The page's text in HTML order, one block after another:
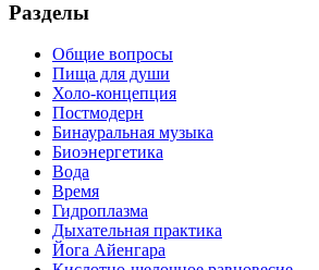
Разделы
Общие вопросы
Пища для души
Холо-концепция
Постмодерн
Бинауральная музыка
Биоэнергетика
Вода
Время
Гидроплазма
Дыхательная практика
Йога Айенгара